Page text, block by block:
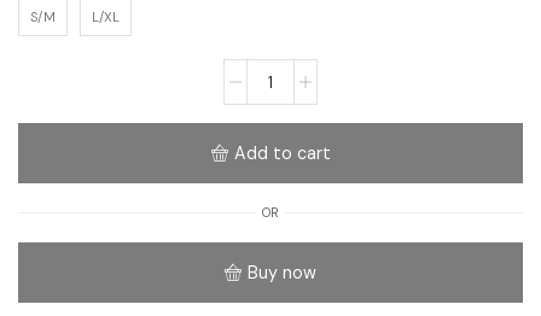
S/M L/XL
Add to cart
OR
Buy now